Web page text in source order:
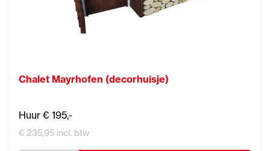
Chalet Mayrhofen (decorhuisje)
Huur € 195,-
€ 235,95 incl. btw